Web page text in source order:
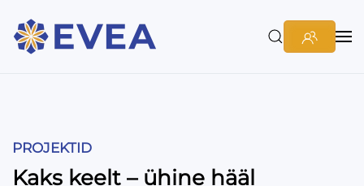
PROJEKTID
Kaks keelt – ühine hääl